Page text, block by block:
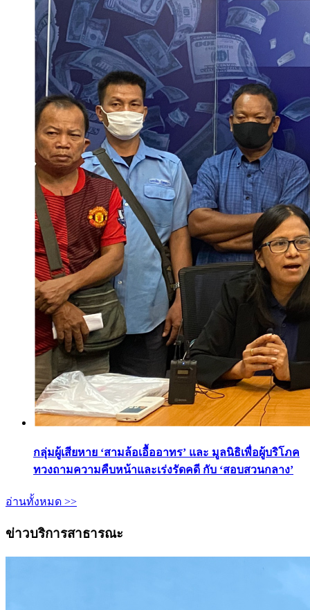
กลุ่มผู้เสียหาย ‘สามล้อเอื้ออาทร’ และ มูลนิธิเพื่อผู้บริโภค
ทวงถามความคืบหน้าและเร่งรัดคดี กับ ‘สอบสวนกลาง’
อ่านทั้งหมด >>
ข่าวบริการสาธารณะ